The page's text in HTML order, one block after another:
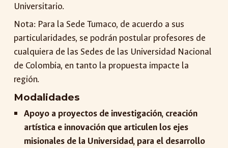
Universitario.
Nota: Para la Sede Tumaco, de acuerdo a sus
particularidades, se podrán postular profesores de
cualquiera de las Sedes de las Universidad Nacional
de Colombia, en tanto la propuesta impacte la
región.
Modalidades
Apoyo a proyectos de investigación, creación
artística e innovación que articulen los ejes
misionales de la Universidad, para el desarrollo